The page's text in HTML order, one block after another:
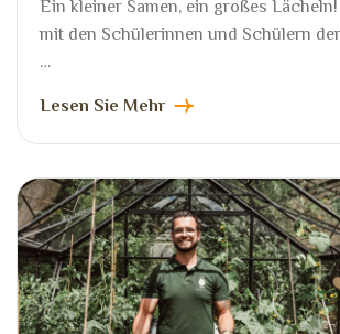
Ein kleiner Samen, ein großes
mit den Schülerinnen und Schülern
…
Lesen Sie Mehr